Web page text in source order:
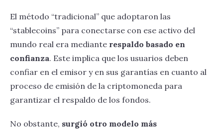
El método “tradicional” que adoptaron las
“stablecoins” para conectarse con ese activo del
mundo real era mediante respaldo basado en
confianza. Este implica que los usuarios deben
confiar en el emisor y en sus garantías en cuanto al
proceso de emisión de la criptomoneda para
garantizar el respaldo de los fondos.
No obstante, surgió otro modelo más